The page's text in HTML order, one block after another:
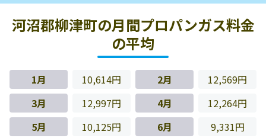
河沼郡柳津町の月間プロパンガス料金
の平均
1月 10,614円 2月
12,569円
3月
12,997円 4月
12,264円
5月
10,125円 6月
9,331円